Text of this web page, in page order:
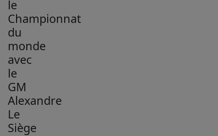
le
Championnat
du
monde
avec
le
GM
Alexandre
Le
Siège